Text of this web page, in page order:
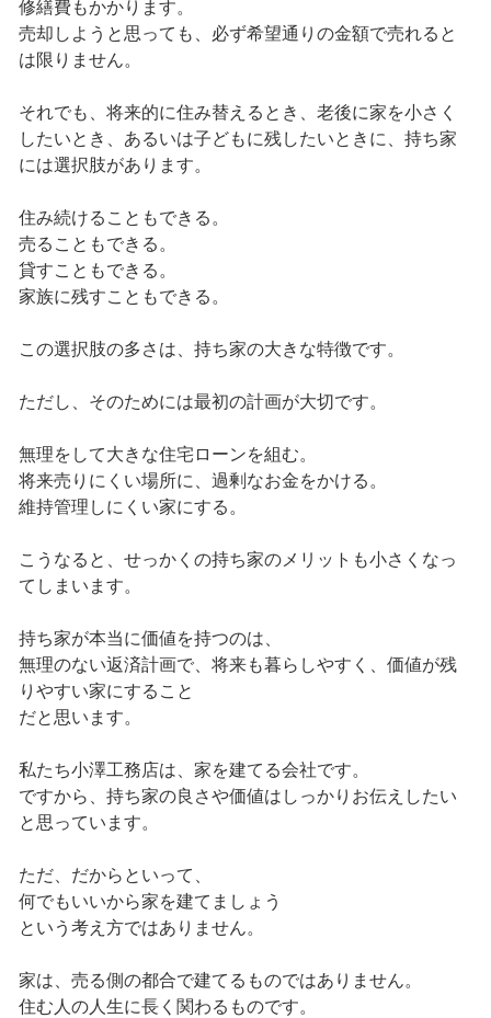
修繕費もかかります。
売却しようと思っても、必ず希望通りの金額で売れると
は限りません。
それでも、将来的に住み替えるとき、老後に家を小さく
したいとき、あるいは子どもに残したいときに、持ち家
には選択肢があります。
住み続けることもできる。
売ることもできる。
貸すこともできる。
家族に残すこともできる。
この選択肢の多さは、持ち家の大きな特徴です。
ただし、そのためには最初の計画が大切です。
無理をして大きな住宅ローンを組む。
将来売りにくい場所に、過剰なお金をかける。
維持管理しにくい家にする。
こうなると、せっかくの持ち家のメリットも小さくなっ
てしまいます。
持ち家が本当に価値を持つのは、
無理のない返済計画で、将来も暮らしやすく、価値が残
りやすい家にすること
だと思います。
私たち小澤工務店は、家を建てる会社です。
ですから、持ち家の良さや価値はしっかりお伝えしたい
と思っています。
ただ、だからといって、
何でもいいから家を建てましょう
という考え方ではありません。
家は、売る側の都合で建てるものではありません。
住む人の人生に長く関わるものです。